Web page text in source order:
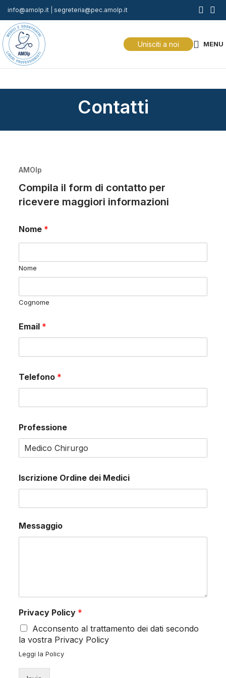
info@amolp.it segreteria@pec.amolp.it
Unisciti a noi MENU
Contatti
AMOlp
Compila il form di contatto per
ricevere maggiori informazioni
Nome *
Nome
Cognome
Email *
Telefono *
Professione
Iscrizione Ordine dei Medici
Messaggio
Privacy Policy *
Acconsento al trattamento dei dati secondo
la vostra Privacy Policy
Leggi la Policy